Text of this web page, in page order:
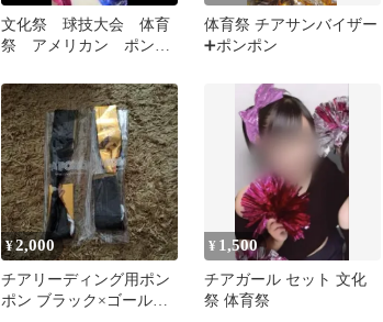
文化祭 球技大会 体育
祭 アメリカン ポンポ
ット
体育祭 チアサンバイザー
➕ポンポン
¥2,000
チアリーディング用ポン
ポン ブラック×ゴールド
¥ 1,500
チアガール セット 文化
祭 体育祭